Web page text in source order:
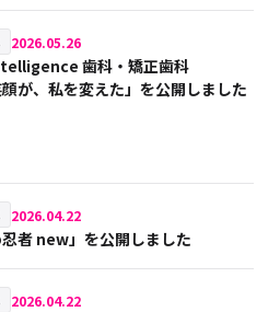
2026.05.26
歯科・矯正歯科
が、私を変えた」を公開しました
2026.04.22
忍者 new」を公開しました
2026.04.22